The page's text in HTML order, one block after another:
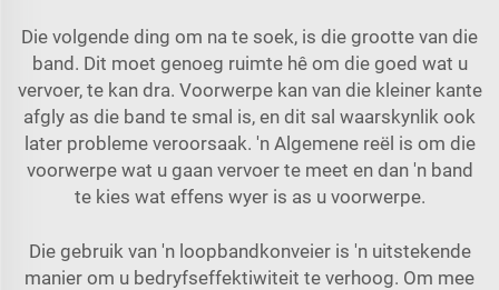
Die volgende ding om na te soek, is die grootte van die
band. Dit moet genoeg ruimte hê om die goed wat u
vervoer, te kan dra. Voorwerpe kan van die kleiner kante
afgly as die band te smal is, en dit sal waarskynlik ook
later probleme veroorsaak. 'n Algemene reël is om die
voorwerpe wat u gaan vervoer te meet en dan 'n band
te kies wat effens wyer is as u voorwerpe.
Die gebruik van 'n loopbandkonveier is 'n uitstekende
manier om u bedryfseffektiwiteit te verhoog. Om mee